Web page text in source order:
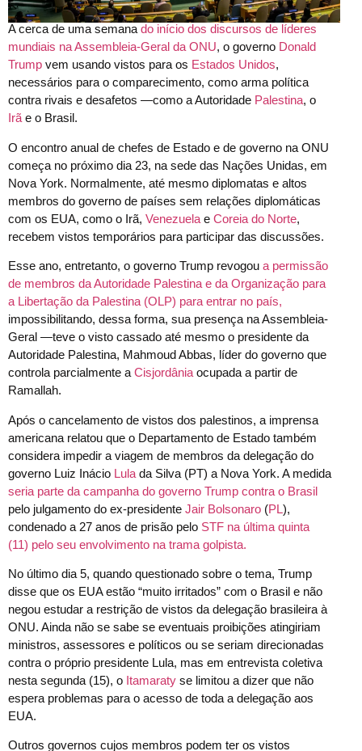
A cerca de uma semana do início dos discursos de líderes
mundiais na Assembleia-Geral da ONU, o governo Donald
Trump vem usando vistos para os Estados Unidos,
necessários para o comparecimento, como arma política
contra rivais e desafetos —como a Autoridade Palestina, o
Irã e o Brasil.
O encontro anual de chefes de Estado e de governo na ONU
começa no próximo dia 23, na sede das Nações Unidas, em
Nova York. Normalmente, até mesmo diplomatas e altos
membros do governo de países sem relações diplomáticas
com os EUA, como o Irã, Venezuela e Coreia do Norte,
recebem vistos temporários para participar das discussões.
Esse ano, entretanto, o governo Trump revogou a permissão
de membros da Autoridade Palestina e da Organização para
a Libertação da Palestina (OLP) para entrar no país,
impossibilitando, dessa forma, sua presença na Assembleia-
Geral —teve o visto cassado até mesmo o presidente da
Autoridade Palestina, Mahmoud Abbas, líder do governo que
controla parcialmente a Cisjordânia ocupada a partir de
Ramallah.
Após o cancelamento de vistos dos palestinos, a imprensa
americana relatou que o Departamento de Estado também
considera impedir a viagem de membros da delegação do
governo Luiz Inácio Lula da Silva (PT) a Nova York. A medida
seria parte da campanha do governo Trump contra o Brasil
pelo julgamento do ex-presidente Jair Bolsonaro (PL),
condenado a 27 anos de prisão pelo STF na última quinta
(11) pelo seu envolvimento na trama golpista.
No último dia 5, quando questionado sobre o tema, Trump
disse que os EUA estão “muito irritados” com o Brasil e não
negou estudar a restrição de vistos da delegação brasileira à
ONU. Ainda não se sabe se eventuais proibições atingiriam
ministros, assessores e políticos ou se seriam direcionadas
contra o próprio presidente Lula, mas em entrevista coletiva
nesta segunda (15), o Itamaraty se limitou a dizer que não
espera problemas para o acesso de toda a delegação aos
EUA.
Outros governos cujos membros podem ter os vistos